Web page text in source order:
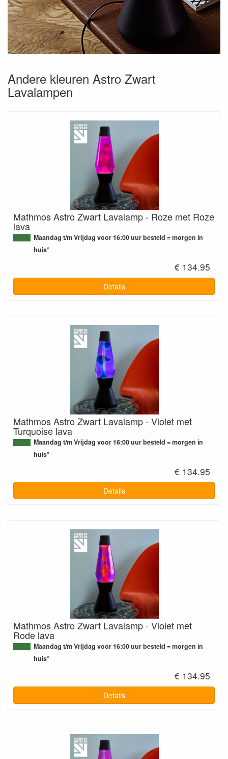
Andere kleuren Astro Zwart
Lavalampen
Mathmos Astro Zwart Lavalamp - Roze met Roze
lava
Maandag t/m Vrijdag voor 16:00 uur besteld = morgen in
huis*
€ 134.95
Details
Mathmos Astro Zwart Lavalamp - Violet met
Turquoise lava
Maandag t/m Vrijdag voor 16:00 uur besteld = morgen in
huis*
€ 134.95
Details
Mathmos Astro Zwart Lavalamp - Violet met
Rode lava
Maandag t/m Vrijdag voor 16:00 uur besteld = morgen in
huis*
€ 134.95
Details